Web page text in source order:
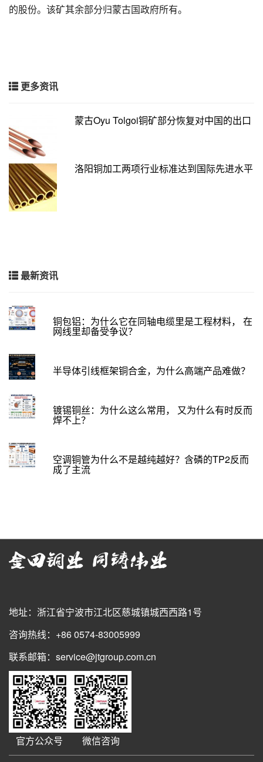
的股份。该矿其余部分归蒙古国政府所有。
更多资讯
蒙古Oyu Tolgoi铜矿部分恢复对中国的出口
洛阳铜加工两项行业标准达到国际先进水平
最新资讯
铜包铝：为什么它在同轴电缆里是工程材料， 在
网线里却备受争议？
半导体引线框架铜合金，为什么高端产品难做？
镀锡铜丝：为什么这么常用， 又为什么有时反而
焊不上？
空调铜管为什么不是越纯越好？含磷的TP2反而
成了主流
地址：浙江省宁波市江北区慈城镇城西西路1号
咨询热线：+86 0574-83005999
联系邮箱：service@jtgroup.com.cn
官方公众号 微信咨询